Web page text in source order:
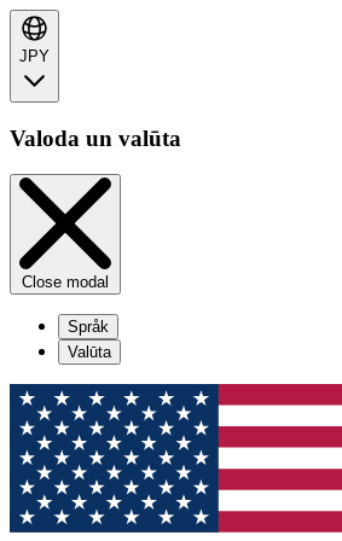
JPY
Valoda un valūta
Close modal
Språk
Valūta